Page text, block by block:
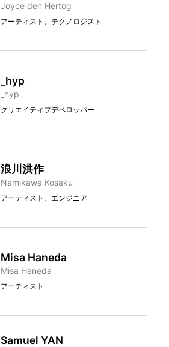
Joyce den Hertog
アーティスト、テクノロジスト
_hyp
_hyp
クリエイティブデベロッパー
浪川洪作
Namikawa Kosaku
アーティスト、エンジニア
Misa Haneda
Misa Haneda
アーティスト
Samuel YAN